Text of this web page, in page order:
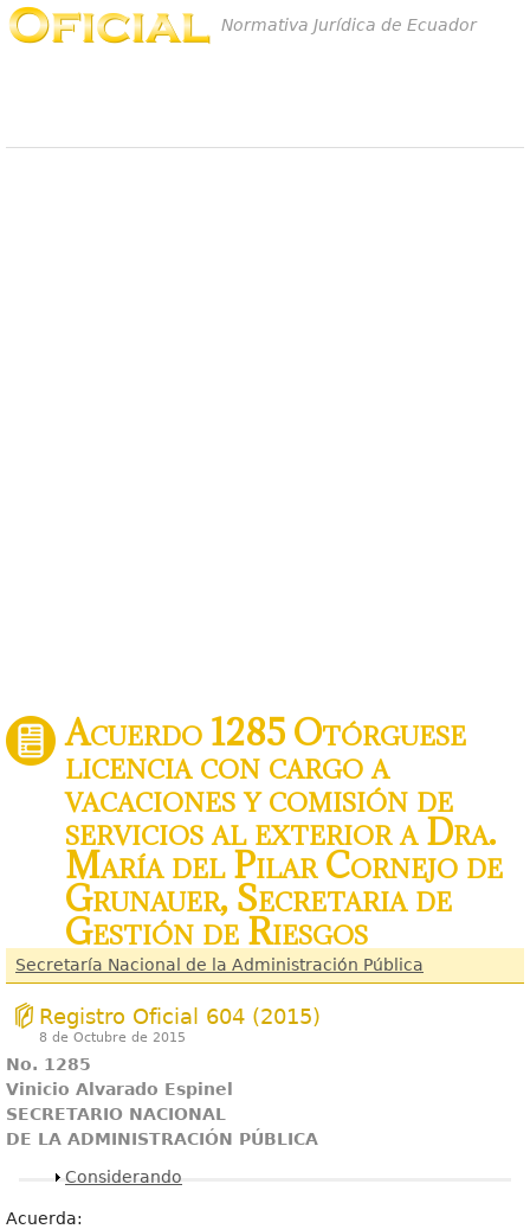
Normativa Jurídica de Ecuador
Acuerdo 1285 Otórguese
licencia con cargo a
vacaciones y comisión de
servicios al exterior a Dra.
María del Pilar Cornejo de
Grunauer, Secretaria de
Gestión de Riesgos
Secretaría Nacional de la Administración Pública
Registro Oficial 604 (2015)
8 de Octubre de 2015
No. 1285
Vinicio Alvarado Espinel
SECRETARIO NACIONAL
DE LA ADMINISTRACIÓN PÚBLICA
Mostrar
Considerando
Acuerda: